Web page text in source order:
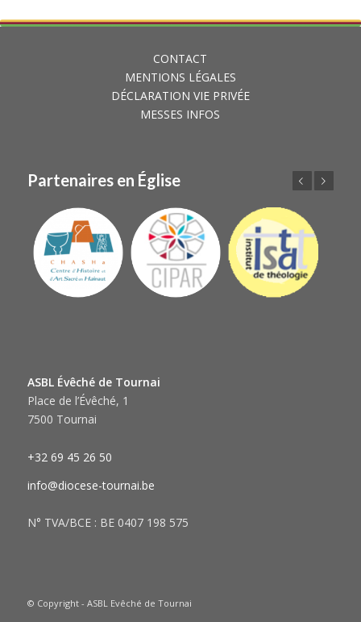
CONTACT
MENTIONS LÉGALES
DÉCLARATION VIE PRIVÉE
MESSES INFOS
Partenaires en Église
ASBL Évêché de Tournai
Place de l’Évêché, 1
7500 Tournai
+32 69 45 26 50
info@diocese-tournai.be
N° TVA/BCE : BE 0407 198 575
© Copyright - ASBL Evêché de Tournai